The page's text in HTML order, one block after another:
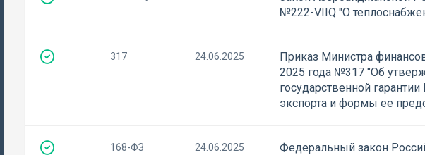
№222-VIIQ "О
317 24.06.2025
Приказ Министра
2025 года №317 "Об
государственной
экспорта и формы ее
168-ФЗ 24.06.2025
Федеральный закон